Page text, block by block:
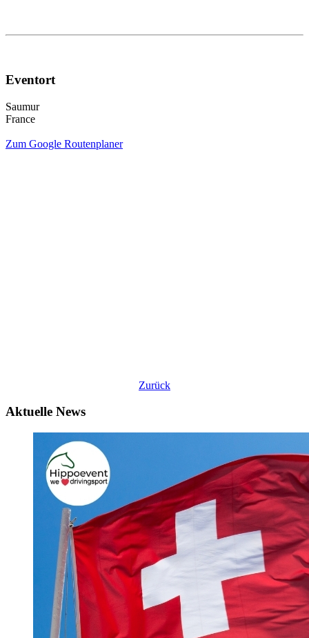
Eventort
Saumur
France
Zum Google Routenplaner
Zurück
Aktuelle News